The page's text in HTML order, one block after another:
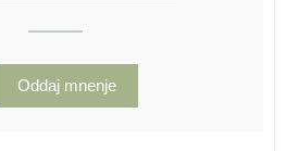
Oddaj mnenje